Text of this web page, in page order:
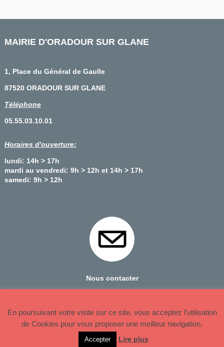
MAIRIE D'ORADOUR SUR GLANE
1, Place du Général de Gaulle
87520 ORADOUR SUR GLANE
Téléphone
05.55.03.10.01
Horaires d'ouverture:
lundi: 14h > 17h
mardi au vendredi: 9h > 12h et 14h > 17h
samedi: 9h > 12h
Nous contacter
© 2026 Copyright Oradour sur Glane
Plan du site
Mentions Légales
En poursuivant votre visite sur ce site, vous acceptez l’utilisation
de Cookies pour vous proposer une meilleur navigation.
Accepter Lire plus